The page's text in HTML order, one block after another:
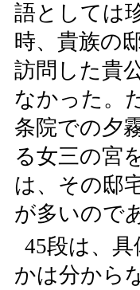
語としては
時、貴族の
訪問した貴
なかった。
条院での夕
る女三の宮
は、その邸
が多いので
45段は、
かは分から